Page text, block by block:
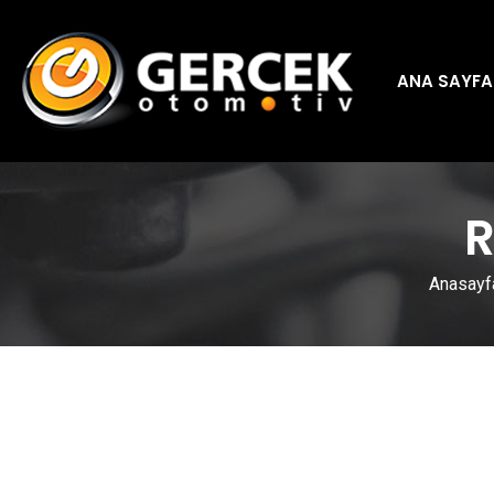
ANA SAYFA